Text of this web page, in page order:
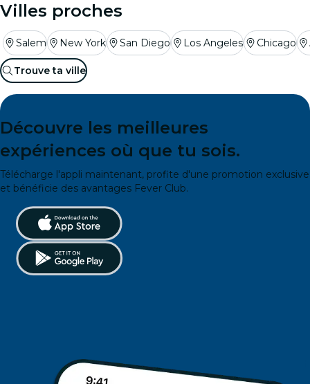
Villes proches
Salem New York San Diego Los Angeles Chicago
Trouve ta ville
Découvre les meilleures
expériences où que tu sois.
Télécharge l'appli maintenant, profite d'une promotion exclusive
et bénéficie des avantages Fever Club.